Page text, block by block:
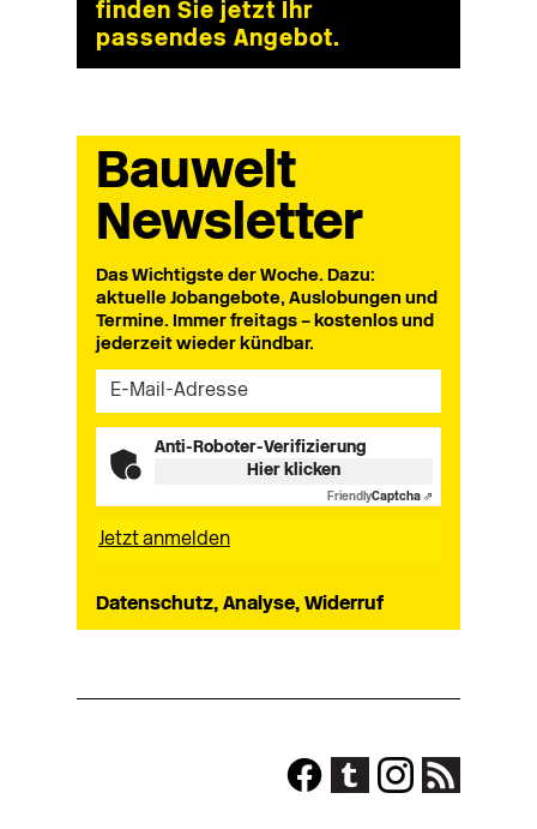
finden Sie jetzt Ihr
passendes Angebot.
Bauwelt
Newsletter
Das Wichtigste der Woche. Dazu:
aktuelle Jobangebote, Auslobungen und
Termine. Immer freitags – kostenlos und
jederzeit wieder kündbar.
Anti-Roboter-Verifizierung
Hier klicken
FriendlyCaptcha ⇗
Datenschutz, Analyse, Widerruf